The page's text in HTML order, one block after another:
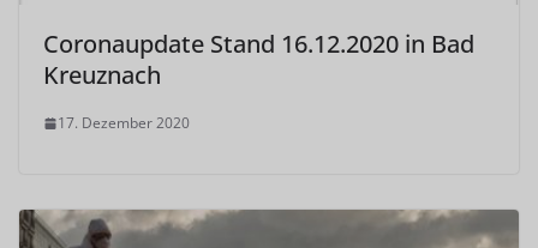
Coronaupdate Stand 16.12.2020 in Bad
Kreuznach
17. Dezember 2020